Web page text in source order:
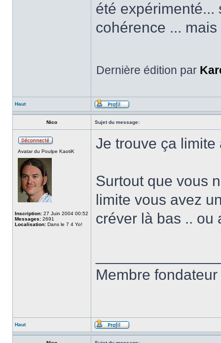
été expérimenté...
cohérence ...
Dernière édition par
Haut
Nico Sujet du message:
Avatar du Poulpe KaotiK
Inscription: 27 Juin 2004 00:52
Messages: 2691
Localisation: Dans le 7 4 Yo!
Je trouve ça limite
Surtout que vous
limite vous avez
créver là bas .. ou
Membre
Haut